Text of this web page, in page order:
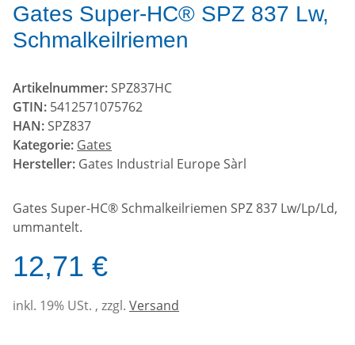
Gates Super-HC® SPZ 837 Lw,
Schmalkeilriemen
Artikelnummer: SPZ837HC
GTIN: 5412571075762
HAN: SPZ837
Kategorie: Gates
Hersteller: Gates Industrial Europe Sàrl
Gates Super-HC® Schmalkeilriemen SPZ 837 Lw/Lp/Ld,
ummantelt.
12,71 €
inkl. 19% USt. , zzgl. Versand